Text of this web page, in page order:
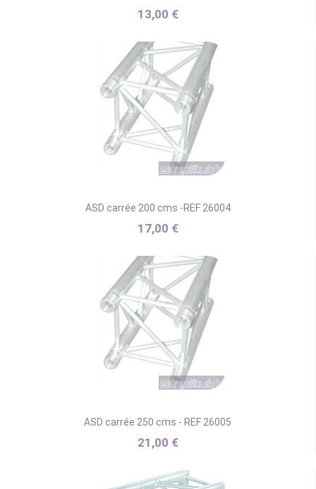
13,00 €
ASD carrée 200 cms -REF 26004
17,00 €
ASD carrée 250 cms - REF 26005
21,00 €